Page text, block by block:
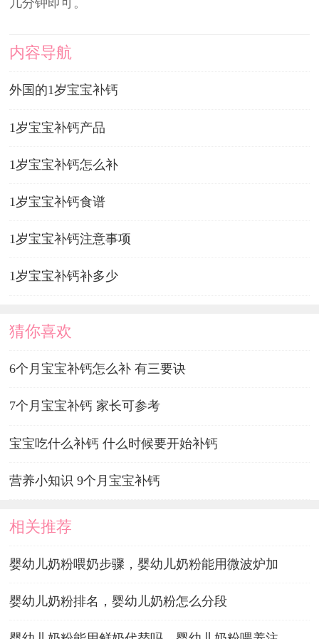
内容导航
外国的1岁宝宝补钙
1岁宝宝补钙产品
1岁宝宝补钙怎么补
1岁宝宝补钙食谱
1岁宝宝补钙注意事项
1岁宝宝补钙补多少
猜你喜欢
6个月宝宝补钙怎么补 有三要诀
7个月宝宝补钙 家长可参考
宝宝吃什么补钙 什么时候要开始补钙
营养小知识 9个月宝宝补钙
相关推荐
婴幼儿奶粉喂奶步骤，婴幼儿奶粉能用微波炉加
婴幼儿奶粉排名，婴幼儿奶粉怎么分段